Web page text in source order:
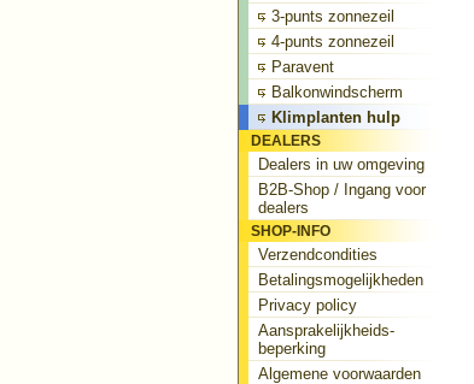
3-punts zonnezeil
4-punts zonnezeil
Paravent
Balkonwindscherm
Klimplanten hulp
DEALERS
Dealers in uw omgeving
B2B-Shop / Ingang voor
dealers
SHOP-INFO
Verzendcondities
Betalingsmogelijkheden
Privacy policy
Aansprakelijkheids-
beperking
Algemene voorwaarden